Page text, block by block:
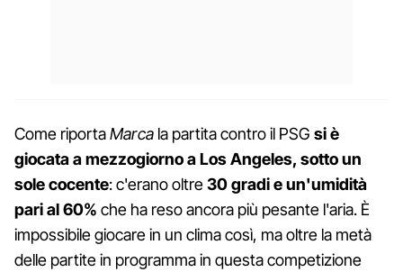
Come riportaMarcala partita contro il PSG si è
giocata a mezzogiorno a Los Angeles, sotto un
sole cocente: c'erano oltre30 gradi e un'umidità
pari al 60% che ha reso ancora più pesante l'aria. È
impossibile giocare in un clima così, ma oltre la metà
delle partite in programma in questa competizione